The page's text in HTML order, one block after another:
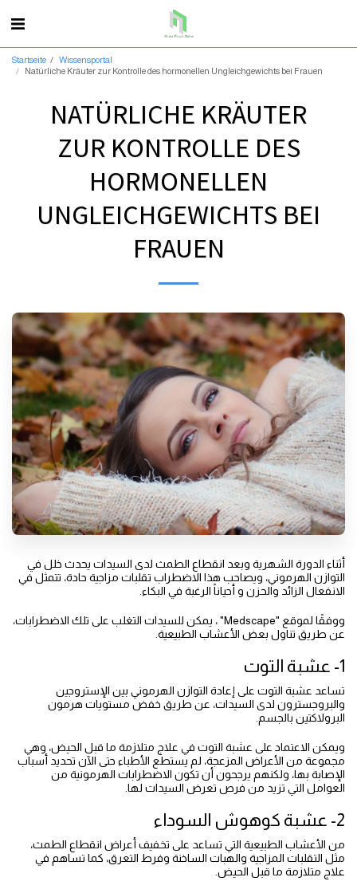
Startseite
Wissensportal
Natürliche Kräuter zur Kontrolle des hormonellen Ungleichgewichts bei Frauen
NATÜRLICHE KRÄUTER
ZUR KONTROLLE DES
HORMONELLEN
UNGLEICHGEWICHTS BEI
FRAUEN
أثناء الدورة الشهرية وبعد انقطاع الطمث لدى السيدات يحدث خلل في
التوازن الهرموني، ويصاحب هذا الاضطراب تقلبات مزاجية حادة، تتمثل في
الانفعال الزائد والحزن و أحياناً الرغبة في البكاء.
ووفقًا لموقع "Medscape" ، يمكن للسيدات التغلب على تلك الاضطرابات،
عن طريق تناول بعض الأعشاب الطبيعية.
1- عشبة التوت
تساعد عشبة التوت على إعادة التوازن الهرموني بين الإستروجين
والبروجسترون لدى السيدات، عن طريق خفض مستويات هرمون
البرولاكتين بالجسم.
ويمكن الاعتماد على عشبة التوت في علاج متلازمة ما قبل الحيض، وهي
مجموعة من الأعراض المزعجة، لم يستطع الأطباء حتى الآن تحديد أسباب
الإصابة بها، ولكنهم يرجحون أن تكون الاضطرابات الهرمونية من
العوامل التي تزيد من فرص تعرض السيدات لها.
2- عشبة كوهوش السوداء
من الأعشاب الطبيعية التي تساعد على تخفيف أعراض انقطاع الطمث،
مثل التقلبات المزاجية والهبات الساخنة وفرط التعرق، كما تساهم في
علاج متلازمة ما قبل الحيض.